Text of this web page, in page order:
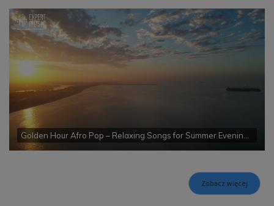
Golden Hour Afro Pop – Relaxing Songs for Summer Evenings & Lounges #AfroPop #HoReCa #SummerVibes
Zobacz więcej